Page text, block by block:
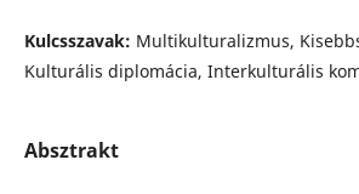
Kulcsszavak: Multikulturalizmus,
Kulturális diplomácia, Interkulturális
Absztrakt